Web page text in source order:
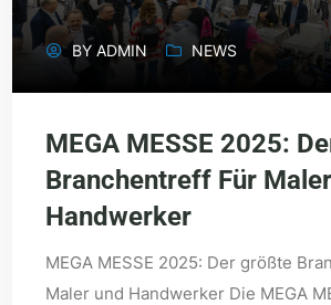
BYADMIN NEWS
MEGA MESSE 2025:
Branchentreff Für
Handwerker
MEGA MESSE 2025: Der größte
Maler und Handwerker Die MEGA